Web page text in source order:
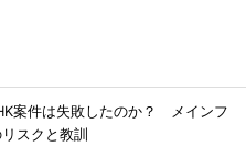
案件は失敗したのか？ メインフ
スクと教訓